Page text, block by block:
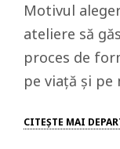
Motivul
ateliere să
proces de
pe viață și pe
CITEŞTE MAI